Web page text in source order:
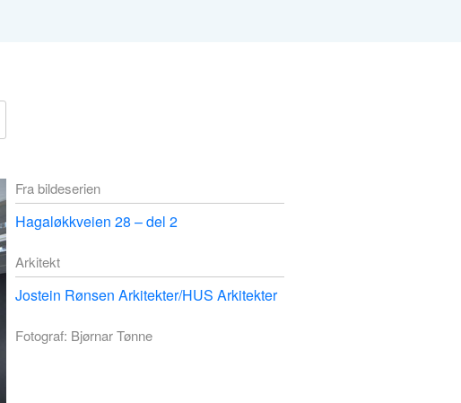
Fra bildeserien
Hagaløkkveien 28 – del 2
Arkitekt
Jostein Rønsen Arkitekter/HUS Arkitekter
Fotograf: Bjørnar Tønne